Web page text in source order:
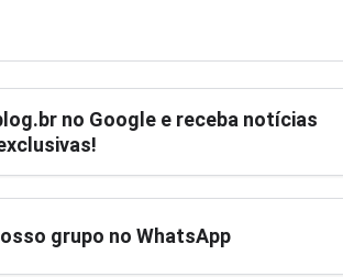
no Google e receba notícias
grupo no WhatsApp